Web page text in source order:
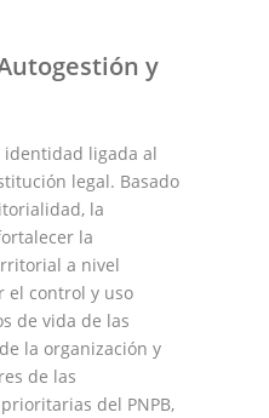
y
identidad ligada al
legal. Basado
la
la
a nivel
el control y uso
de vida de las
la organización y
de las
del PNPB,